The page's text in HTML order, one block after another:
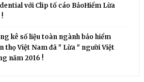
với Clip tố cáo BảoHiểm Lừa
kê số liệu toàn ngành bảo hiểm
thọ Việt Nam đã " Lừa " người Việt
năm 2016 !